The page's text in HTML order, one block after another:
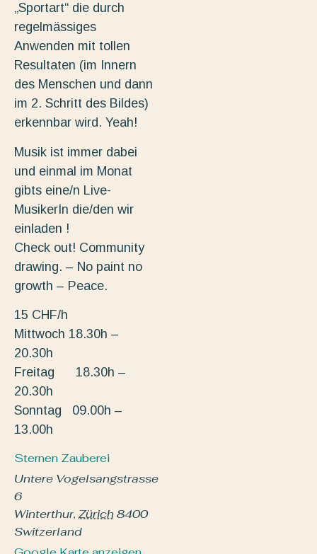
„Sportart“ die durch
regelmässiges
Anwenden mit tollen
Resultaten (im Innern
des Menschen und dann
im 2. Schritt des Bildes)
erkennbar wird. Yeah!
Musik ist immer dabei
und einmal im Monat
gibts eine/n Live-
MusikerIn die/den wir
einladen !
Check out! Community
drawing. – No paint no
growth – Peace.
15 CHF/h
Mittwoch 18.30h –
20.30h
Freitag 18.30h –
20.30h
Sonntag 09.00h –
13.00h
Sternen Zauberei
Untere Vogelsangstrasse
6
Winterthur, Zürich8400
Switzerland